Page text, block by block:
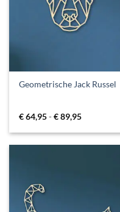
Geometrische Jack Russel
€64,95-€89,95Prijsklasse:
tot